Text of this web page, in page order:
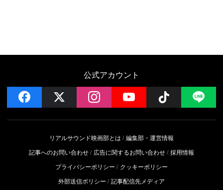
公式アカウント
facebook instagramYouTube Follow
リアルサウンド映画部とは
編集部・運営情報
記事へのお問い合わせ
広告に関するお問い合わせ 採用情報
プライバシーポリシー
クッキーポリシー
外部送信ポリシー
記事配信先メディア